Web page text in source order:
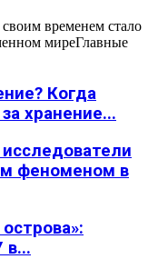
временем стало
миреГлавные
Когда
хранение...
феноменом в
в...